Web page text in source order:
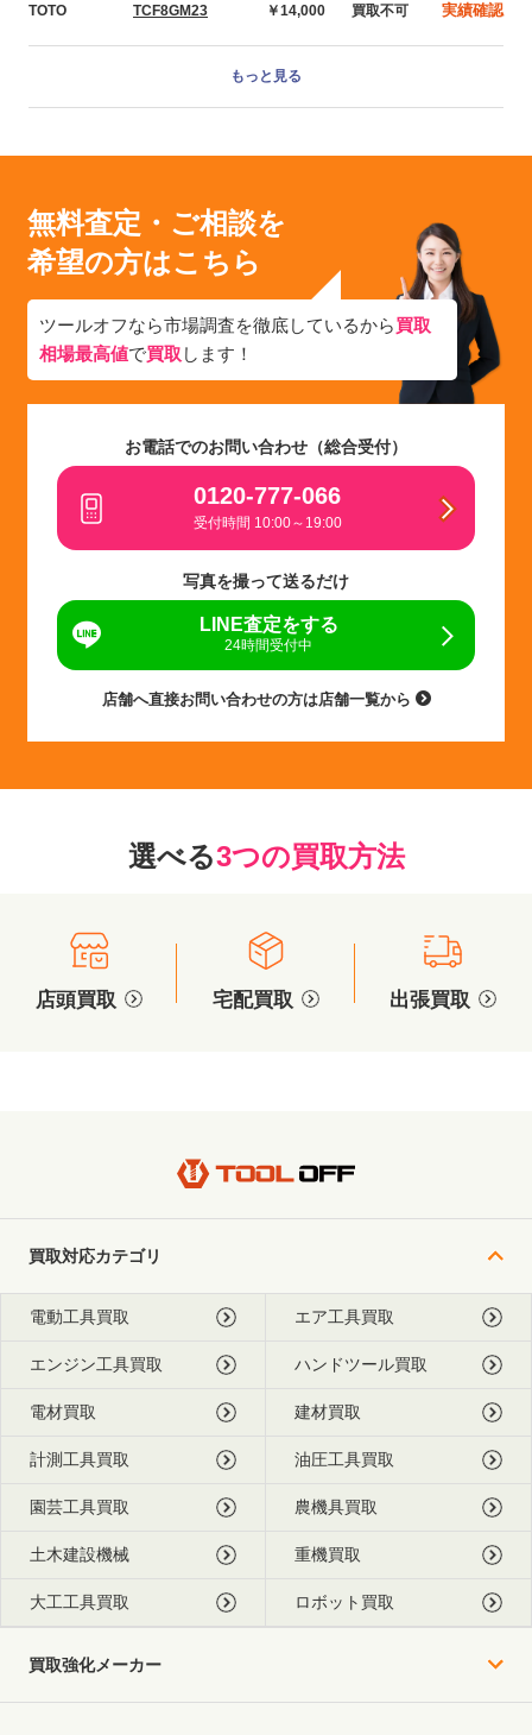
TOTO TCF8GM23 ￥14,000 買取不可 実績確認
もっと見る
無料査定・ご相談を
希望の方はこちら
ツールオフなら市場調査を徹底しているから買取
相場最高値で買取 します！
お電話でのお問い合わせ（総合受付）
0120-777-066
受付時間 10:00～19:00
写真を撮って送るだけ
LINE査定をする
24時間受付中
店舗へ直接お問い合わせの方は店舗一覧から
選べる3つの買取方法
店頭買取 宅配買取 出張買取
買取対応カテゴリ
電動工具買取 エア工具買取
エンジン工具買取 ハンドツール買取
電材買取 建材買取
計測工具買取 油圧工具買取
園芸工具買取 農機具買取
土木建設機械 重機買取
大工工具買取 ロボット買取
買取強化メーカー